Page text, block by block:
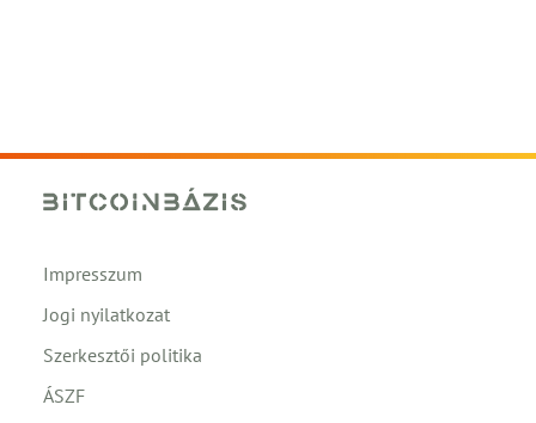
Impresszum
Jogi nyilatkozat
Szerkesztői politika
ÁSZF